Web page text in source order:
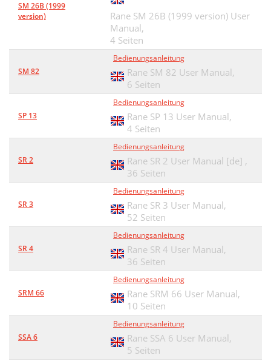
SM 26B (1999
version)
Rane SM 26B (1999 version) User
Manual,
4 Seiten
SM 82
Bedienungsanleitung
Rane SM 82 User Manual,
6 Seiten
SP 13
Bedienungsanleitung
Rane SP 13 User Manual,
4 Seiten
SR 2
Bedienungsanleitung
Rane SR 2 User Manual [de] ,
36 Seiten
SR 3
Bedienungsanleitung
Rane SR 3 User Manual,
52 Seiten
SR 4
Bedienungsanleitung
Rane SR 4 User Manual,
36 Seiten
SRM 66
Bedienungsanleitung
Rane SRM 66 User Manual,
10 Seiten
SSA 6
Bedienungsanleitung
Rane SSA 6 User Manual,
5 Seiten